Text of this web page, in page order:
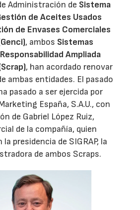
Administración de Sistema
de Aceites Usados
de Envases Comerciales
, ambos Sistemas
Ampliada
, han acordado renovar
ambas entidades. El pasado
pasado a ser ejercida por
España, S.A.U., con
de Gabriel López Ruiz,
de la compañía, quien
presidencia de SIGRAP, la
de ambos Scraps.